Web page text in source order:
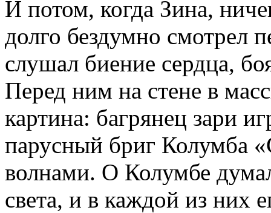
И потом, когда Зина,
долго бездумно смотрел
слушал биение сердца,
Перед ним на стене в
картина: багрянец зари
парусный бриг Колумба
волнами. О Колумбе
света, и в каждой из них